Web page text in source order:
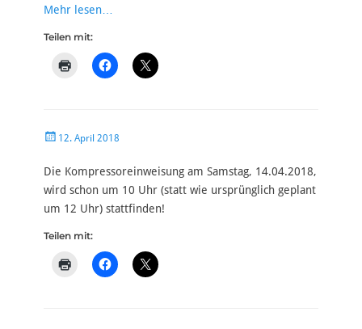
Mehr lesen…
Teilen mit:
Veröffentlicht
12. April 2018
Die Kompressoreinweisung am Samstag, 14.04.2018,
wird schon um 10 Uhr (statt wie ursprünglich geplant
um 12 Uhr) stattfinden!
Teilen mit: